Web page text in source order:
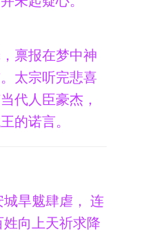
禀报在梦中神
太宗听完悲喜
代人臣豪杰，
的诺言。
城旱魃肆虐， 连
向上天祈求降